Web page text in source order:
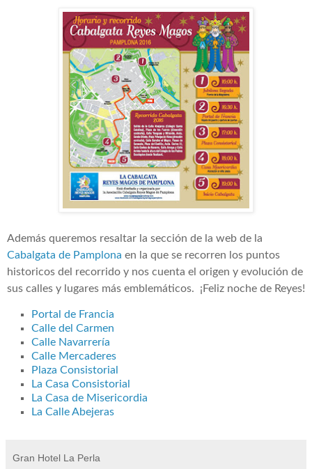
Además queremos resaltar la sección de la web de la
Cabalgata de Pamplona en la que se recorren los puntos
historicos del recorrido y nos cuenta el origen y evolución de
sus calles y lugares más emblemáticos. ¡Feliz noche de Reyes!
Portal de Francia
Calle del Carmen
Calle Navarrería
Calle Mercaderes
Plaza Consistorial
La Casa Consistorial
La Casa de Misericordia
La Calle Abejeras
Gran Hotel La Perla